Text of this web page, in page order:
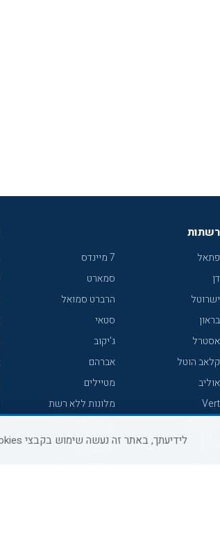
רשתות
פתאל
דן
ישרוטל
בראון
אסטרל
קלאב הוטל
אוליב
Vert
7 מיינדס
סמארט
הרברט סמואל
סטאי
ג'יקוב
אברהם
מטיילים
מלונות ללא רשת
קראון פלאזה
לידיעתך, באתר זה נעשה שימוש בקבצי Cookies המשך גלישה באתר מהווה הסכמה לשימוש זה, למידע נוסף ניתן לעיין